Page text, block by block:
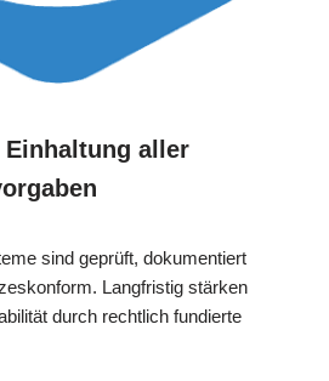
aller
sind geprüft, dokumentiert
Langfristig stärken
durch rechtlich fundierte